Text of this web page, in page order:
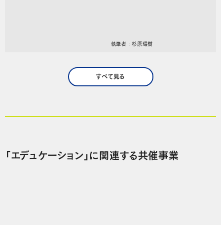
執筆者 : 杉原環樹
すべて見る
「エデュケーション」に関連する共催事業